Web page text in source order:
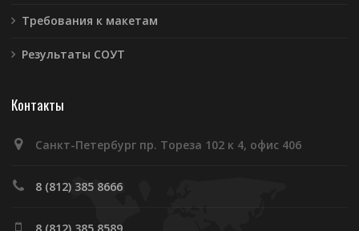
Требования к макетам
Результаты СОУТ
Контакты
Санкт-Петербург пр. Тореза 102 к 4, офис 406
8 (812) 385 8666